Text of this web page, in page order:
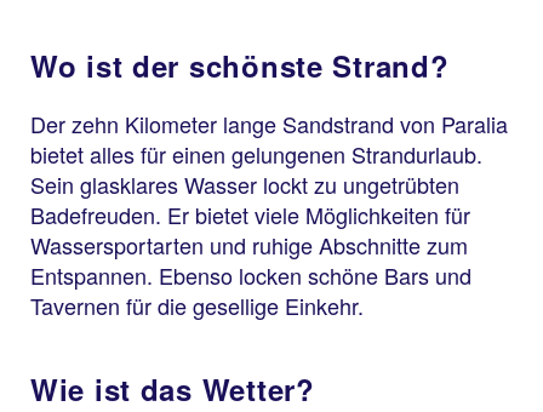
Wo ist der schönste Strand?
Der zehn Kilometer lange Sandstrand von Paralia
bietet alles für einen gelungenen Strandurlaub.
Sein glasklares Wasser lockt zu ungetrübten
Badefreuden. Er bietet viele Möglichkeiten für
Wassersportarten und ruhige Abschnitte zum
Entspannen. Ebenso locken schöne Bars und
Tavernen für die gesellige Einkehr.
Wie ist das Wetter?